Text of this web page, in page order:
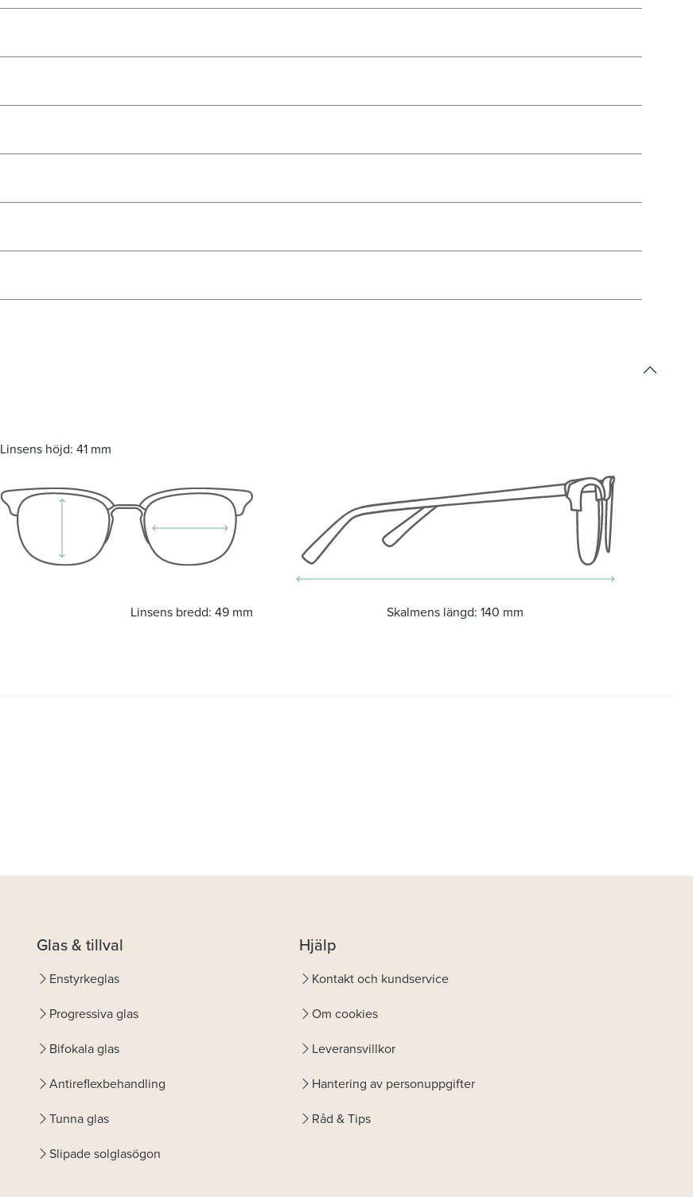
Linsens höjd: 41 mm
Linsens bredd: 49 mm Skalmens längd: 140 mm
Glas & tillval
Enstyrkeglas
Progressiva glas
Bifokala glas
Antireflexbehandling
Tunna glas
Slipade solglasögon
Hjälp
Kontakt och kundservice
Om cookies
Leveransvillkor
Hantering av personuppgifter
Råd & Tips